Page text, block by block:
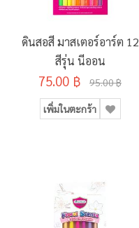
ดินสอสี มาสเตอร์อาร์ต 12
สีรุ่น นีออน
75.00 ฿ 95.00 ฿
เพิ่มในตะกร้า